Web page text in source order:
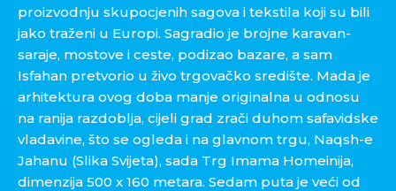
proizvodnju skupocjenih sagova i tekstila koji su bili
jako traženi u Europi. Sagradio je brojne karavan-
saraje, mostove i ceste, podizao bazare, a sam
Isfahan pretvorio u živo trgovačko središte. Mada je
arhitektura ovog doba manje originalna u odnosu
na ranija razdoblja, cijeli grad zrači duhom safavidske
vladavine, što se ogleda i na glavnom trgu, Naqsh-e
Jahanu (Slika Svijeta), sada Trg Imama Homeinija,
dimenzija 500 x 160 metara. Sedam puta je veći od